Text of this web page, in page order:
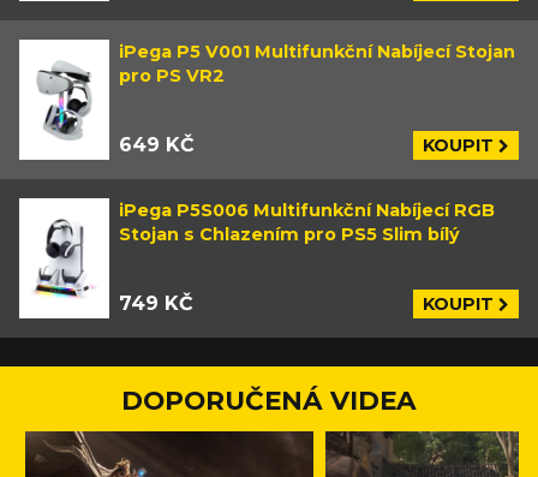
iPega P5 V001 Multifunkční Nabíjecí Stojan
pro PS VR2
649 KČ KOUPIT
iPega P5S006 Multifunkční Nabíjecí RGB
Stojan s Chlazením pro PS5 Slim bílý
749 KČ KOUPIT
DOPORUČENÁ VIDEA